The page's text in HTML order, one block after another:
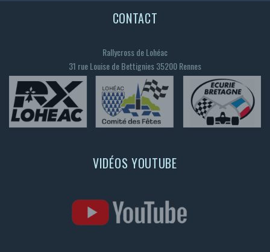
CONTACT
Rallycross de Lohéac
31 rue Louise de Bettignies 35200 Rennes
VIDÉOS YOUTUBE